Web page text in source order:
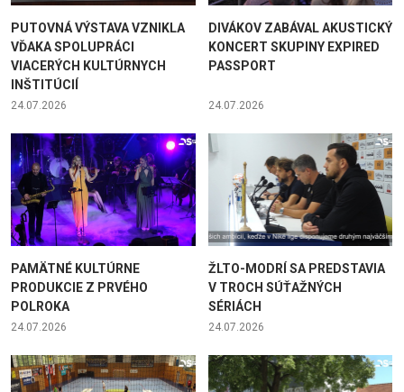
PUTOVNÁ VÝSTAVA VZNIKLA
VĎAKA SPOLUPRÁCI
VIACERÝCH KULTÚRNYCH
INŠTITÚCIÍ
24.07.2026
DIVÁKOV ZABÁVAL AKUSTICKÝ
KONCERT SKUPINY EXPIRED
PASSPORT
24.07.2026
PAMÄTNÉ KULTÚRNE
PRODUKCIE Z PRVÉHO
POLROKA
24.07.2026
ŽLTO-MODRÍ SA PREDSTAVIA
V TROCH SÚŤAŽNÝCH
SÉRIÁCH
24.07.2026